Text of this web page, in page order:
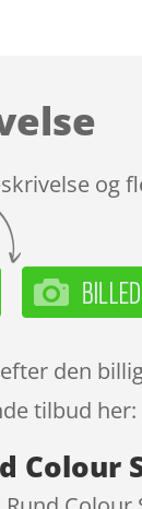
og
den
tilbud her:
Colour